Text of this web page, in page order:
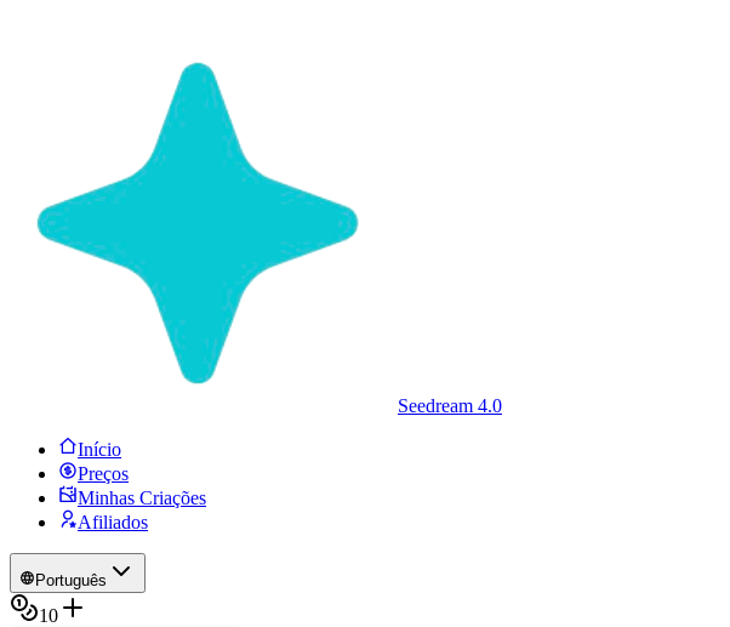
Seedream 4.0
Início
Preços
Minhas Criações
Afiliados
Português
10